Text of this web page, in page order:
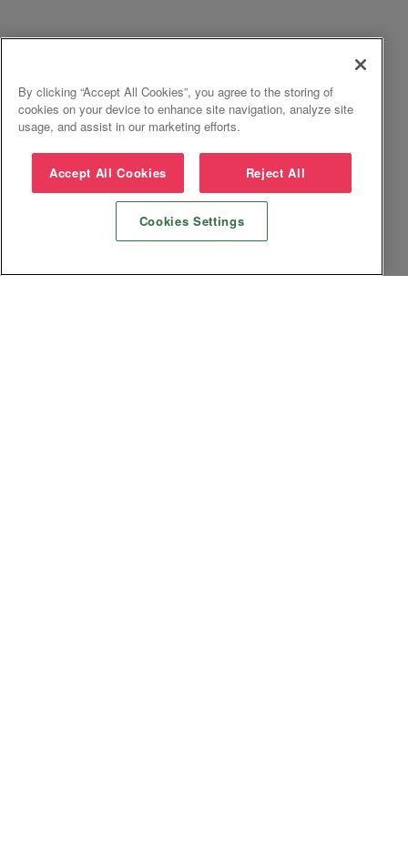
By clicking “Accept All Cookies”, you agree to the storing of
cookies on your device to enhance site navigation, analyze site
usage, and assist in our marketing efforts.
Accept All Cookies Reject All
Cookies Settings